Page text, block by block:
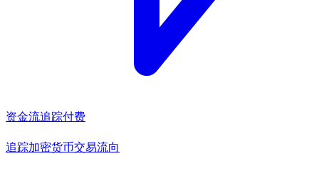
资金流追踪付费
追踪加密货币交易流向